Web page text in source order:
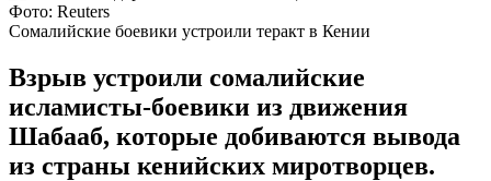
Фото: Reuters
Сомалийские боевики устроили теракт в Кении
Взрыв устроили сомалийские
исламисты-боевики из движения
Шабааб, которые добиваются вывода
из страны кенийских миротворцев.